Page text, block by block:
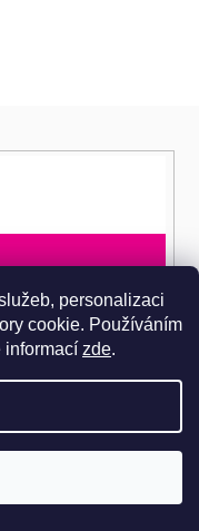
personalizaci
cookie. Používáním
informací zde.
objednat. Tel.: 724
první.